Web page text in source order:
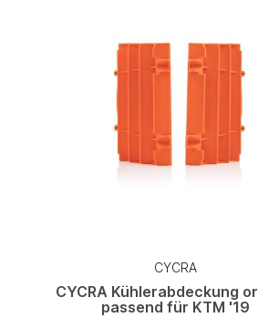
CYCRA
CYCRA Kühlerabdeckung
passend für KTM '19